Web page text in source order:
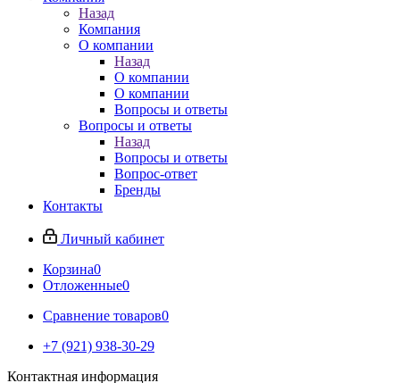
Назад
Компания
О компании
Назад
О компании
О компании
Вопросы и ответы
Вопросы и ответы
Назад
Вопросы и ответы
Вопрос-ответ
Бренды
Контакты
Личный кабинет
Корзина0
Отложенные0
Сравнение товаров0
+7 (921) 938-30-29
Контактная информация